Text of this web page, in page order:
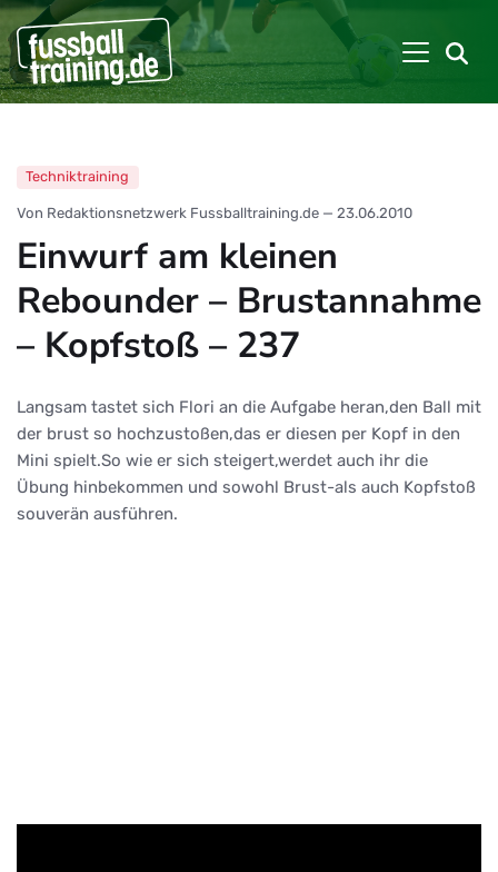
Techniktraining
Von Redaktionsnetzwerk Fussballtraining.de — 23.06.2010
Einwurf am kleinen
Rebounder – Brustannahme
– Kopfstoß – 237
Langsam tastet sich Flori an die Aufgabe heran,den Ball mit
der brust so hochzustoßen,das er diesen per Kopf in den
Mini spielt.So wie er sich steigert,werdet auch ihr die
Übung hinbekommen und sowohl Brust-als auch Kopfstoß
souverän ausführen.